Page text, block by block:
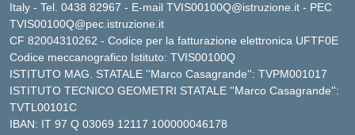
Italy - Tel. 0438 82967 - E-mail TVIS00100Q@istruzione.it - PEC
TVIS00100Q@pec.istruzione.it
CF 82004310262 - Codice per la fatturazione elettronica UFTF0E
Codice meccanografico Istituto: TVIS00100Q
ISTITUTO MAG. STATALE ''Marco Casagrande'': TVPM001017
ISTITUTO TECNICO GEOMETRI STATALE ''Marco Casagrande'':
TVTL00101C
IBAN: IT 97 Q 03069 12117 100000046178